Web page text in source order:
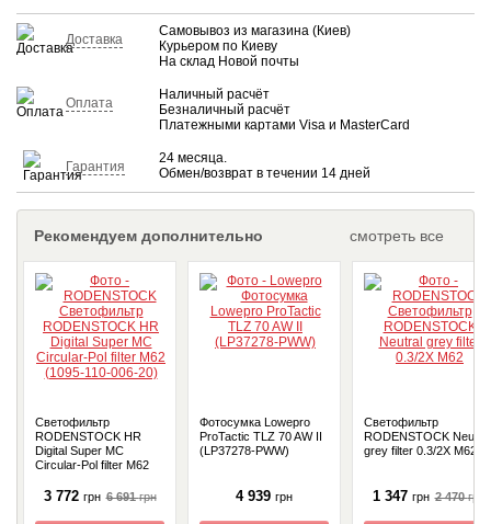
Доставка
Самовывоз из магазина (Киев)
Курьером по Киеву
На склад Новой почты
Оплата
Наличный расчёт
Безналичный расчёт
Платежными картами Visa и MasterCard
Гарантия
24 месяца.
Обмен/возврат в течении 14 дней
Рекомендуем дополнительно смотреть все
Светофильтр
RODENSTOCK HR
Digital Super MC
Circular-Pol filter M62
3 772 грн 6 691грн
Фотосумка Lowepro
ProTactic TLZ 70 AW II
(LP37278-PWW)
4 939 грн
Светофильтр
RODENSTOCK Neutral
grey filter 0.3/2X M62
1 347 грн 2 470грн